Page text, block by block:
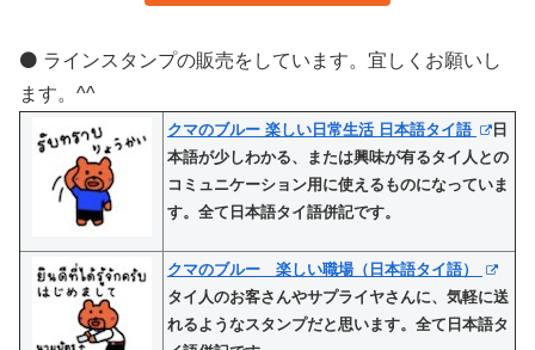
⚫️ ラインスタンプの販売をしています。宜しくお願いし
ます。^^
クマのブルー 楽しい日常生活 日本語タイ語
日
本語が少しわかる、または興味が有るタイ人との
コミュニケーション用に使えるものになっていま
す。全て日本語タイ語併記です。
クマのブルー 楽しい職場（日本語タイ語）
タイ人のお客さんやサプライヤさんに、気軽に送
れるようなスタンプだと思います。全て日本語タ